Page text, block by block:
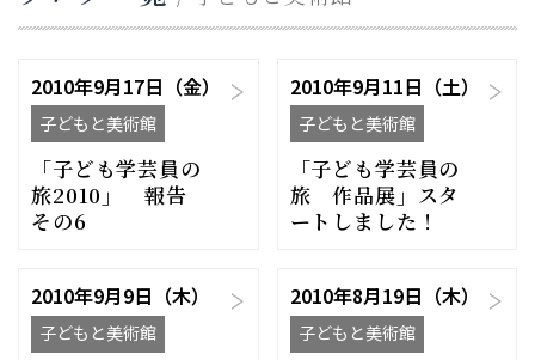
2010年9月17日（金）
子どもと美術館
「子ども学芸員の
旅2010」 報告
その6
2010年9月11日（土）
子どもと美術館
「子ども学芸員の
旅 作品展」スタ
ートしました！
2010年9月9日（木）
子どもと美術館
2010年8月19日（木）
子どもと美術館